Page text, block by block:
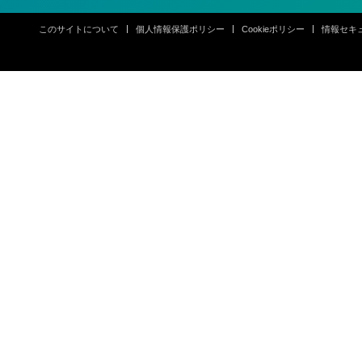
このサイトについて 個人情報保護ポリシー Cookieポリシー 情報セキ